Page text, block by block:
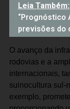
Leia Também:
“Prognóstico
previsões do
O avanço da
rodovias e a
internacionais,
suinocultura sul-
exemplo,